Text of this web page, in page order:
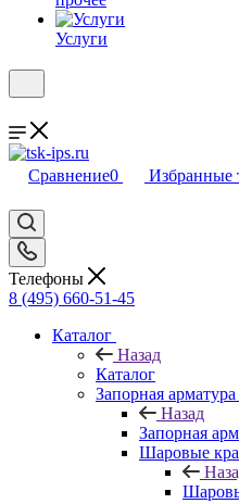
Услуги
Сравнение0 Избранные
Телефоны
8 (495) 660-51-45
Каталог
Назад
Каталог
Запорная арматура
Назад
Запорная
Шаровые